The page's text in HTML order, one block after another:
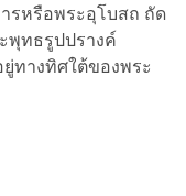
รหรือพระอุโบสถ ถัด
พุทธรูปปรางค์
ทางทิศใต้ของพระ